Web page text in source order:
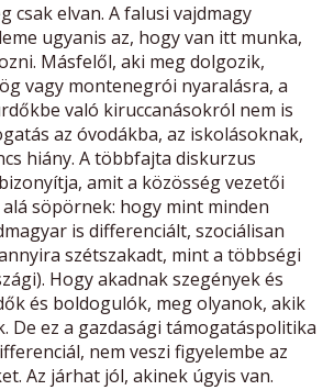
csak elvan. A falusi vajdmagy
ugyanis az, hogy van itt munka,
Másfelől, aki meg dolgozik,
vagy montenegrói nyaralásra, a
való kiruccanásokról nem is
az óvodákba, az iskolásoknak,
hiány. A többfajta diskurzus
amit a közösség vezetői
söpörnek: hogy mint minden
is differenciált, szociálisan
szétszakadt, mint a többségi
Hogy akadnak szegények és
és boldogulók, meg olyanok, akik
De ez a gazdasági támogatáspolitika
nem veszi figyelembe az
Az járhat jól, akinek úgyis van.